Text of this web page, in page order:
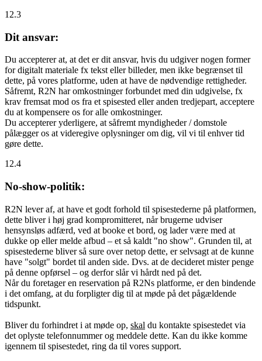
12.3
Dit ansvar:
Du accepterer at, at det er dit ansvar, hvis du udgiver nogen former
for digitalt materiale fx tekst eller billeder, men ikke begrænset til
dette, på vores platforme, uden at have de nødvendige rettigheder.
Såfremt, R2N har omkostninger forbundet med din udgivelse, fx
krav fremsat mod os fra et spisested eller anden tredjepart, acceptere
du at kompensere os for alle omkostninger.
Du accepterer yderligere, at såfremt myndigheder / domstole
pålægger os at videregive oplysninger om dig, vil vi til enhver tid
gøre dette.
12.4
No-show-politik:
R2N lever af, at have et godt forhold til spisestederne på platformen,
dette bliver i høj grad kompromitteret, når brugerne udviser
hensynsløs adfærd, ved at booke et bord, og lader være med at
dukke op eller melde afbud – et så kaldt "no show". Grunden til, at
spisestederne bliver så sure over netop dette, er selvsagt at de kunne
have "solgt" bordet til anden side. Dvs. at de decideret mister penge
på denne opførsel – og derfor slår vi hårdt ned på det.
Når du foretager en reservation på R2Ns platforme, er den bindende
i det omfang, at du forpligter dig til at møde på det pågældende
tidspunkt.
Bliver du forhindret i at møde op, skal du kontakte spisestedet via
det oplyste telefonnummer og meddele dette. Kan du ikke komme
igennem til spisestedet, ring da til vores support.